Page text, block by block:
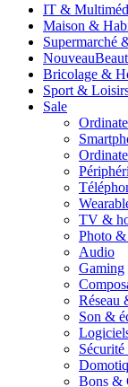
IT &
Maison &
Supermarché
Nouveau
Bricolage &
Sport &
Sale
TV &
Photo
Audio
Gaming
Réseau
Son &
Bons &